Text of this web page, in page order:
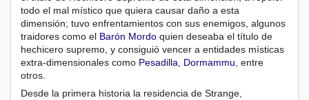
todo el mal místico que quiera causar daño a esta
dimensión; tuvo enfrentamientos con sus enemigos, algunos
traidores como el Barón Mordo quien deseaba el título de
hechicero supremo, y consiguió vencer a entidades místicas
extra-dimensionales como Pesadilla, Dormammu, entre
otros.
Desde la primera historia la residencia de Strange,